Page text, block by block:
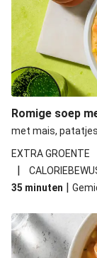
Tom
Soep
Romige
Turkse soep
pompoen,
Witte
rozijnenbroodje
Romige soep
met mais,
EXTRA GROENTE
|
35 minuten |